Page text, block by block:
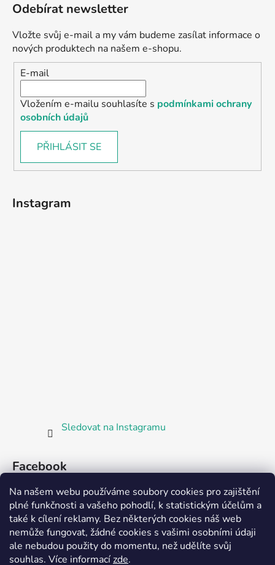
Na našem webu používáme soubory cookies pro zajištění
plné funkčnosti a vašeho pohodlí, k statistickým účelům a
také k cílení reklamy. Bez některých cookies náš web
nemůže fungovat, žádné cookies s vašimi osobními údaji
ale nebudou použity do momentu, než udělíte svůj
souhlas. Více informacízde.
Odebírat newsletter
Vložte svůj e-mail a my vám budeme zasílat informace o
nových produktech na našem e-shopu.
E-mail
Vložením e-mailu souhlasíte s podmínkami ochrany
osobních údajů
PŘIHLÁSIT SE
Instagram
Sledovat na Instagramu
Facebook
Partnerská prodejna Barefoot Plzeň